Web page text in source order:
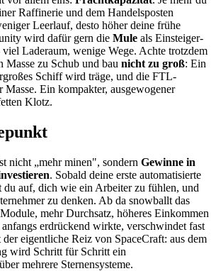
Raffinerie und dem Handelsposten
Leerlauf, desto höher deine frühe
wird dafür gern die Mule als Einsteiger-
Laderaum, wenige Wege. Achte trotzdem
Masse zu Schub und bau nicht zu groß: Ein
Schiff wird träge, und die FTL-
Masse. Ein kompakter, ausgewogener
Klotz.
nicht „mehr minen", sondern Gewinne in
. Sobald deine erste automatisierte
du auf, dich wie ein Arbeiter zu fühlen, und
zu denken. Ab da snowballt das
mehr Durchsatz, höheres Einkommen
erdrückend wirkte, verschwindet fast
eigentliche Reiz von SpaceCraft: aus dem
wird Schritt für Schritt ein
mehrere Sternensysteme.